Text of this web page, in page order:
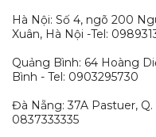
Hà Nội: Số 4, ngõ 200
Xuân, Hà Nội -Tel:
Quảng Bình: 64 Hoàng
Bình - Tel: 0903295730
Đà Nẵng: 37A Pastuer, Q.
0837333335